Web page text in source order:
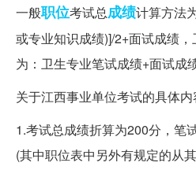
一般职位考试总成绩计算方法
或专业知识成绩)]/2+面试成绩
为：卫生专业笔试成绩+面试成绩
关于江西事业单位考试的具体内
1.考试总成绩折算为200分，笔
(其中职位表中另外有规定的从